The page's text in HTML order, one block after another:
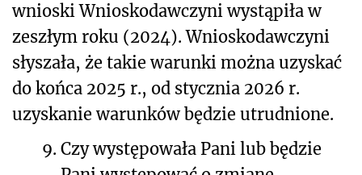
wnioski Wnioskodawczyni wystąpiła w
zeszłym roku (2024). Wnioskodawczyni
słyszała, że takie warunki można uzyskać
do końca 2025 r., od stycznia 2026 r.
uzyskanie warunków będzie utrudnione.
9. Czy występowała Pani lub będzie